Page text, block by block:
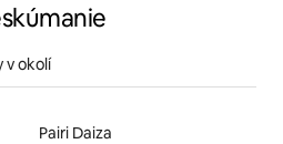
v okolí
Pairi Daiza